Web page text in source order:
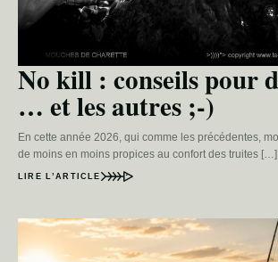
No kill : conseils pour
… et les autres ;-)
En cette année 2026, qui comme les précédentes,
de moins en moins propices au confort des truites […]
LIRE L’ARTICLE